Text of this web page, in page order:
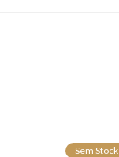
Sem Stock